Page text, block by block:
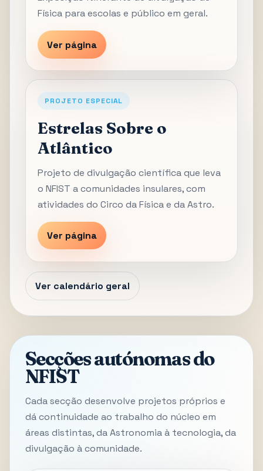
Física para escolas e público em geral.
Ver página
PROJETO ESPECIAL
Estrelas Sobre o
Atlântico
Projeto de divulgação científica que leva
o NFIST a comunidades insulares, com
atividades do Circo da Física e da Astro.
Ver página
Ver calendário geral
Secções autónomas do
NFIST
Cada secção desenvolve projetos próprios e
dá continuidade ao trabalho do núcleo em
áreas distintas, da Astronomia à tecnologia, da
divulgação à comunidade.